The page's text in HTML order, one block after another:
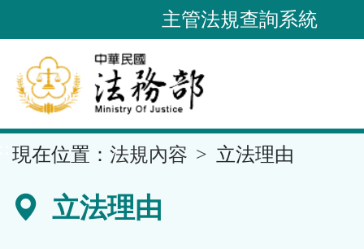
到
要
內
容
區
主管法規查詢系統
現在位置： 法規內容 立法理由
立法理由